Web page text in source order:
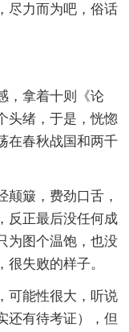
尽力而为吧，俗话
拿着十则《论
头绪，于是，恍惚
在春秋战国和两千
簸，费劲口舌，
反正最后没任何成
为图个温饱，也没
失败的样子。
能性很大，听说
还有待考证），但